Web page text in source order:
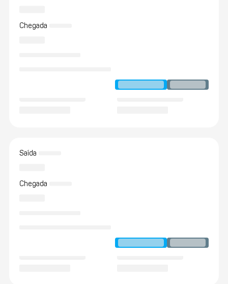
Chegada
Saída
Chegada